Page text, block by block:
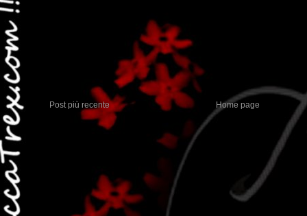
Post più recente Home page